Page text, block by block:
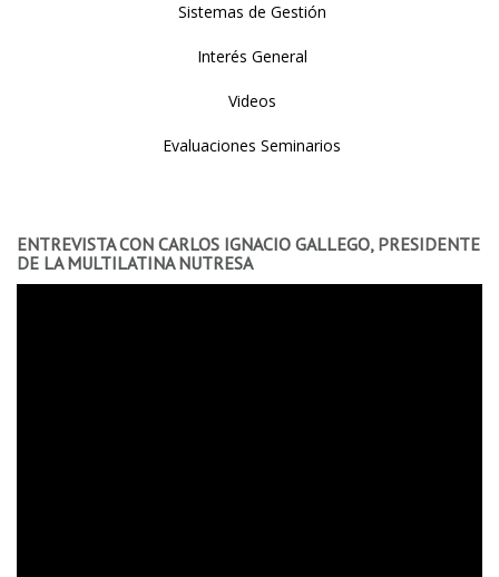
Sistemas de Gestión
Interés General
Videos
Evaluaciones Seminarios
ENTREVISTA CON CARLOS IGNACIO GALLEGO, PRESIDENTE
DE LA MULTILATINA NUTRESA